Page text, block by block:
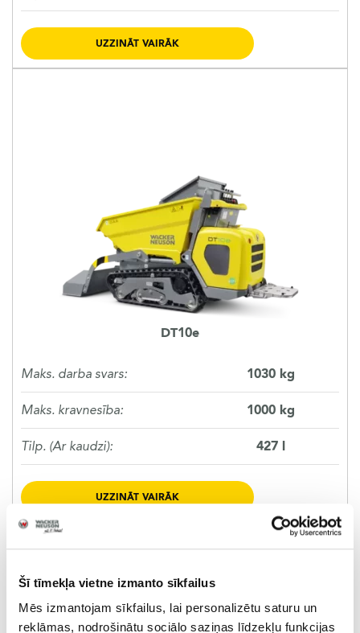
Šī tīmekļa vietne izmanto sīkfailus
Mēs izmantojam sīkfailus, lai personalizētu saturu un
reklāmas, nodrošinātu sociālo saziņas līdzekļu funkcijas
UZZINĀT VAIRĀK
DT10e
Maks. darba svars: 1030 kg
Maks. kravnesība: 1000 kg
Tilp. (Ar kaudzi): 427 l
UZZINĀT VAIRĀK